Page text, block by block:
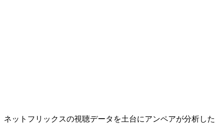
ネットフリックスの視聴データを土台にアンペアが分析した